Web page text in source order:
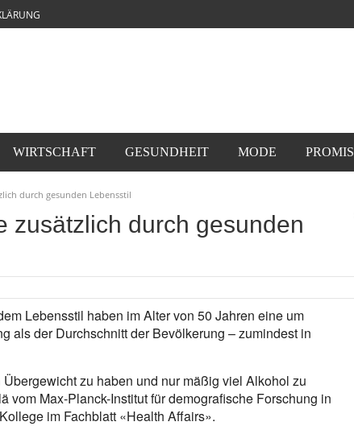
WIRTSCHAFT GESUNDHEIT MODE PROMIS
durch gesunden Lebensstil
zusätzlich durch gesunden
Lebensstil haben im Alter von 50 Jahren eine um
als der Durchschnitt der Bevölkerung – zumindest in
zu haben und nur mäßig viel Alkohol zu
vom Max-Planck-Institut für demografische Forschung in
im Fachblatt «Health Affairs».